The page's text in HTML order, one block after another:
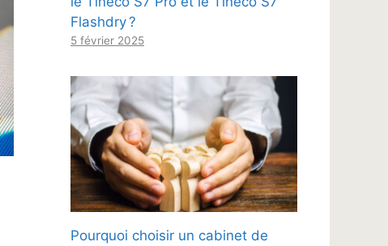
Flashdry ?
5 février 2025
Pourquoi choisir un cabinet de